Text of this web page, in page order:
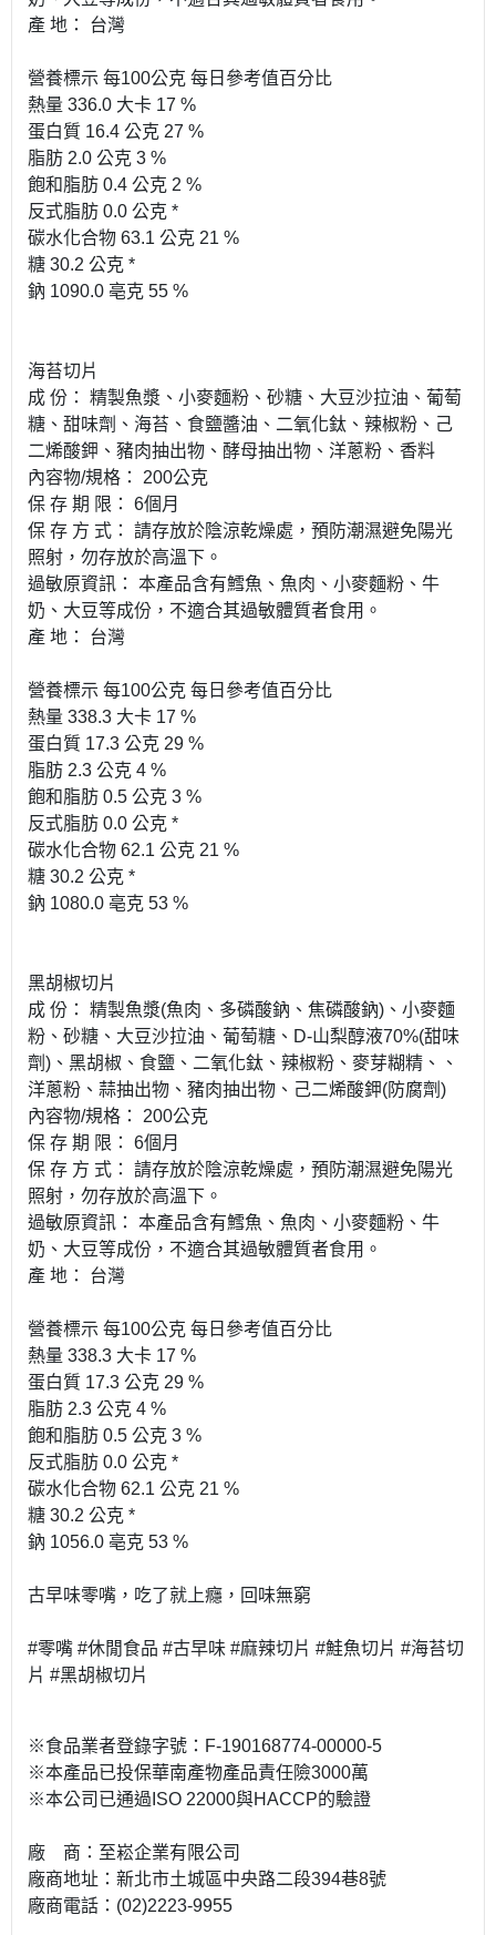
產 地： 台灣
營養標示 每100公克 每日參考值百分比
熱量 336.0 大卡 17 %
蛋白質 16.4 公克 27 %
脂肪 2.0 公克 3 %
飽和脂肪 0.4 公克 2 %
反式脂肪 0.0 公克 *
碳水化合物 63.1 公克 21 %
糖 30.2 公克 *
鈉 1090.0 亳克 55 %
海苔切片
成 份： 精製魚漿、小麥麵粉、砂糖、大豆沙拉油、葡萄
糖、甜味劑、海苔、食鹽醬油、二氧化鈦、辣椒粉、己
二烯酸鉀、豬肉抽出物、酵母抽出物、洋蔥粉、香料
內容物/規格： 200公克
保 存 期 限： 6個月
保 存 方 式： 請存放於陰涼乾燥處，預防潮濕避免陽光
照射，勿存放於高溫下。
過敏原資訊： 本產品含有鱈魚、魚肉、小麥麵粉、牛
奶、大豆等成份，不適合其過敏體質者食用。
產 地： 台灣
營養標示 每100公克 每日參考值百分比
熱量 338.3 大卡 17 %
蛋白質 17.3 公克 29 %
脂肪 2.3 公克 4 %
飽和脂肪 0.5 公克 3 %
反式脂肪 0.0 公克 *
碳水化合物 62.1 公克 21 %
糖 30.2 公克 *
鈉 1080.0 亳克 53 %
黑胡椒切片
成 份： 精製魚漿(魚肉、多磷酸鈉、焦磷酸鈉)、小麥麵
粉、砂糖、大豆沙拉油、葡萄糖、D-山梨醇液70%(甜味
劑)、黑胡椒、食鹽、二氧化鈦、辣椒粉、麥芽糊精、、
洋蔥粉、蒜抽出物、豬肉抽出物、己二烯酸鉀(防腐劑)
內容物/規格： 200公克
保 存 期 限： 6個月
保 存 方 式： 請存放於陰涼乾燥處，預防潮濕避免陽光
照射，勿存放於高溫下。
過敏原資訊： 本產品含有鱈魚、魚肉、小麥麵粉、牛
奶、大豆等成份，不適合其過敏體質者食用。
產 地： 台灣
營養標示 每100公克 每日參考值百分比
熱量 338.3 大卡 17 %
蛋白質 17.3 公克 29 %
脂肪 2.3 公克 4 %
飽和脂肪 0.5 公克 3 %
反式脂肪 0.0 公克 *
碳水化合物 62.1 公克 21 %
糖 30.2 公克 *
鈉 1056.0 亳克 53 %
古早味零嘴，吃了就上癮，回味無窮
#零嘴 #休閒食品 #古早味 #麻辣切片 #鮭魚切片 #海苔切
片 #黑胡椒切片
※食品業者登錄字號：F-190168774-00000-5
※本產品已投保華南產物產品責任險3000萬
※本公司已通過ISO 22000與HACCP的驗證
廠 商：至崧企業有限公司
廠商地址：新北市土城區中央路二段394巷8號
廠商電話：(02)2223-9955